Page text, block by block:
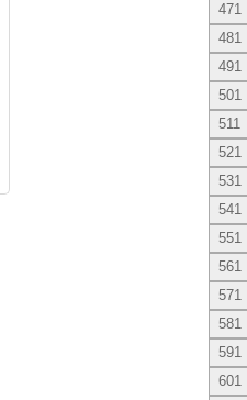
471
481
491
501
511
521
531
541
551
561
571
581
591
601